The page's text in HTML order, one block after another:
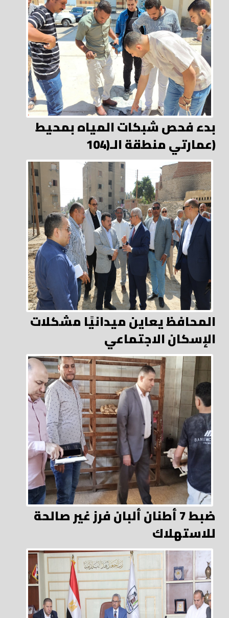
بدء فحص شبكات المياه بمحيط
عمارتي منطقة الـ(104)
المحافظ يعاين ميدانيًا مشكلات
الإسكان الاجتماعي
ضبط 7 أطنان ألبان فرز غير صالحة
للاستهلاك